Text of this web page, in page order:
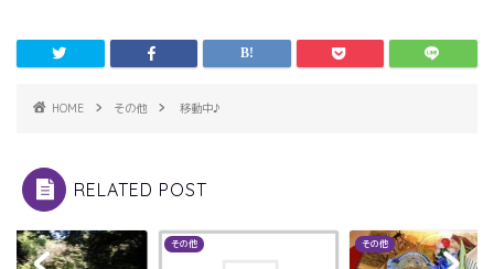
HOME その他 移動中♪
RELATED POST
その他 その他